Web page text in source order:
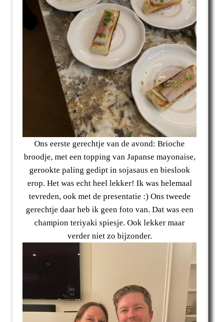
Ons eerste gerechtje van de avond: Brioche
broodje, met een topping van Japanse mayonaise,
gerookte paling gedipt in sojasaus en bieslook
erop. Het was echt heel lekker! Ik was helemaal
tevreden, ook met de presentatie :) Ons tweede
gerechtje daar heb ik geen foto van. Dat was een
champion teriyaki spiesje. Ook lekker maar
verder niet zo bijzonder.